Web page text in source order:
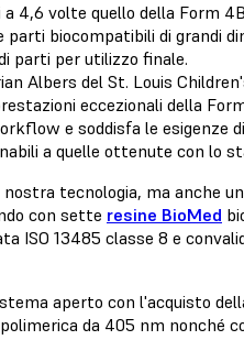
4,6 volte quello della Form
biocompatibili di grandi
parti per utilizzo finale.
Albers del St. Louis
eccezionali della
e soddisfa le esigenze
a quelle ottenute con lo
tecnologia, ma anche
con sette resine BioMed
ISO 13485 classe 8 e
aperto con l'acquisto
da 405 nm nonché